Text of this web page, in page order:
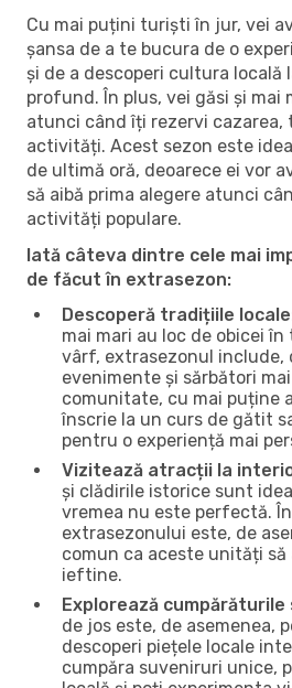
Cu mai puțini turiști în jur, vei
șansa de a te bucura de o
și de a descoperi cultura locală
profund. În plus, vei găsi și
atunci când îți rezervi cazarea,
activități. Acest sezon este
de ultimă oră, deoarece ei vor
să aibă prima alegere atunci
activități populare.
Iată câteva dintre cele mai
de făcut în extrasezon:
Descoperă tradițiile
mai mari au loc de obicei
vârf, extrasezonul include,
evenimente și sărbători
comunitate, cu mai puține
înscrie la un curs de gătit
pentru o experiență mai
Vizitează atracții la
și clădirile istorice sunt
vremea nu este perfectă.
extrasezonului este, de
comun ca aceste unități
ieftine.
Explorează cumpărăturile
de jos este, de asemenea,
descoperi piețele locale
cumpăra suveniruri unice,